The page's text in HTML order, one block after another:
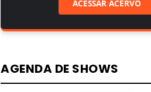
ACESSAR ACERVO
AGENDA DE SHOWS